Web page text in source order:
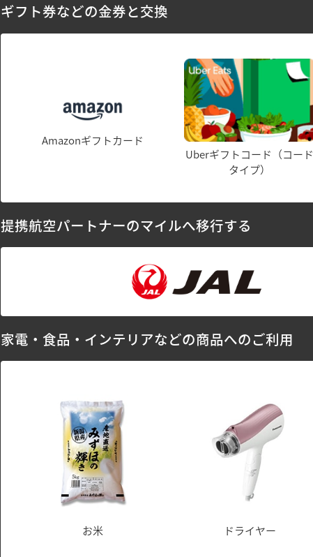
ギフト券などの金券と交換
Amazonギフトカード
Uberギフトコード（コード
タイプ）
提携航空パートナーのマイルへ移行する
家電・食品・インテリアなどの商品へのご利用
お米 ドライヤー